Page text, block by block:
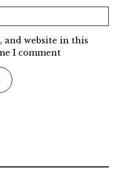
and website in this
I comment